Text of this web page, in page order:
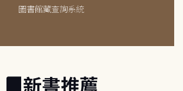
圖書館藏查詢系統
新書推薦